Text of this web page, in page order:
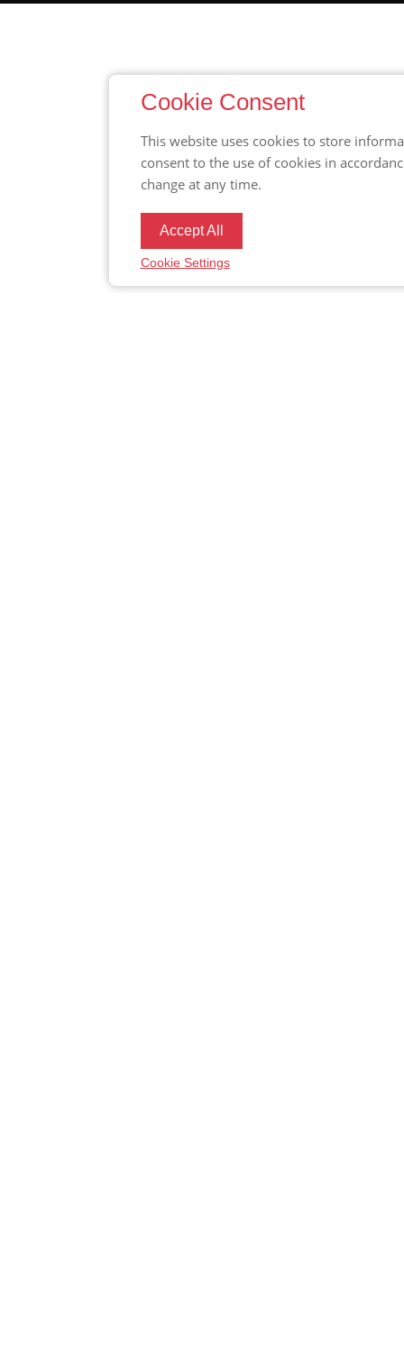
Cookie Consent
This website uses cookies to store
consent to the use of cookies in
change at any time.
Accept All
Cookie Settings